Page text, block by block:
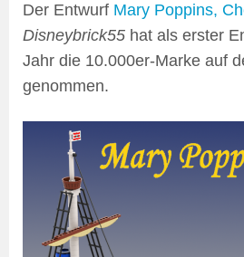
Der Entwurf Mary Poppins,
Disneybrick55 hat als erster
Jahr die 10.000er-Marke auf
genommen.